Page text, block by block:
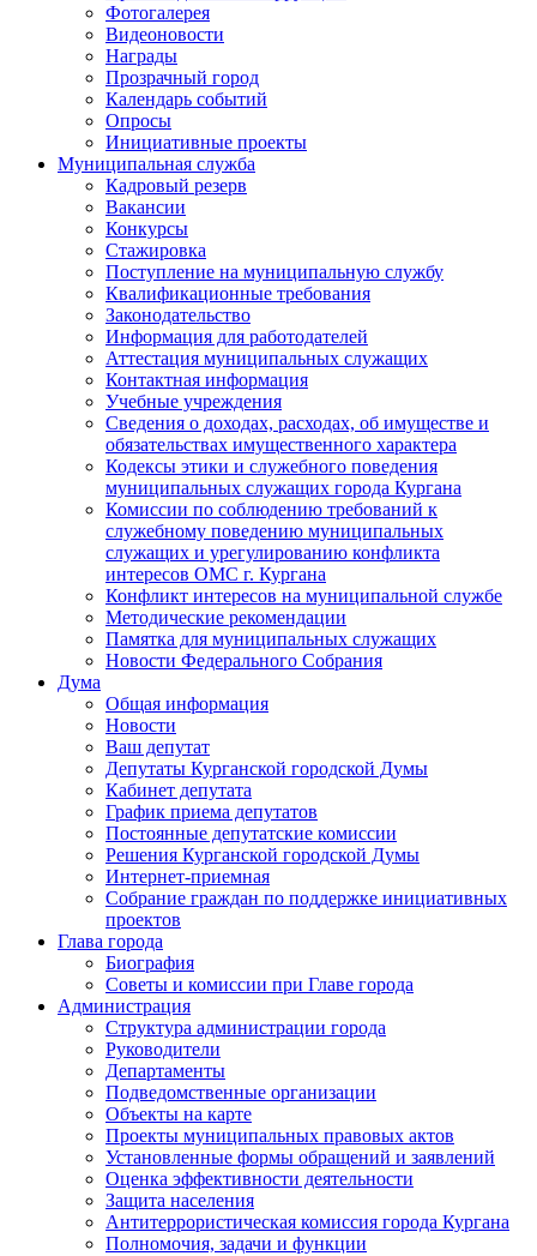
Фотогалерея
Видеоновости
Награды
Прозрачный город
Календарь событий
Опросы
Инициативные проекты
Муниципальная служба
Кадровый резерв
Вакансии
Конкурсы
Стажировка
Поступление на муниципальную службу
Квалификационные требования
Законодательство
Информация для работодателей
Аттестация муниципальных служащих
Контактная информация
Учебные учреждения
Сведения о доходах, расходах, об имуществе и
обязательствах имущественного характера
Кодексы этики и служебного поведения
муниципальных служащих города Кургана
Комиссии по соблюдению требований к
служебному поведению муниципальных
служащих и урегулированию конфликта
интересов ОМС г. Кургана
Конфликт интересов на муниципальной службе
Методические рекомендации
Памятка для муниципальных служащих
Новости Федерального Cобрания
Дума
Общая информация
Новости
Ваш депутат
Депутаты Курганской городской Думы
Кабинет депутата
График приема депутатов
Постоянные депутатские комиссии
Решения Курганской городской Думы
Интернет-приемная
Собрание граждан по поддержке инициативных
проектов
Глава города
Биография
Советы и комиссии при Главе города
Администрация
Структура администрации города
Руководители
Департаменты
Подведомственные организации
Объекты на карте
Проекты муниципальных правовых актов
Установленные формы обращений и заявлений
Оценка эффективности деятельности
Защита населения
Антитеррористическая комиссия города Кургана
Полномочия, задачи и функции